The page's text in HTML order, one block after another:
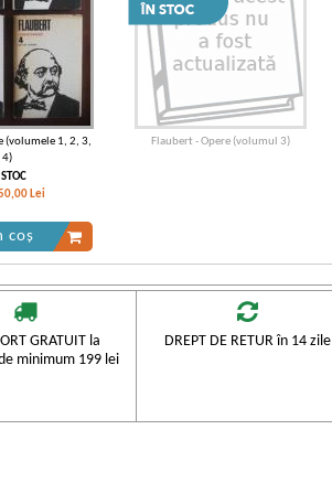
(volumele 1, 2, 3,
4)
STOC
Lei
coș
Flaubert - Opere (volumul 3)
GRATUIT la
minimum 199 lei
DREPT DE RETUR în 14 zile